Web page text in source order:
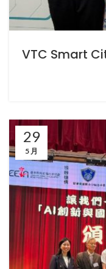
VTC Smart
29
5 月